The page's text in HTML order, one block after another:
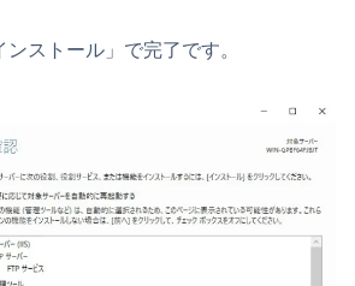
ストール」で完了です。